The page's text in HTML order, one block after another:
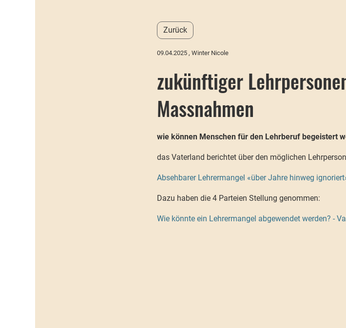
Zurück
09.04.2025, Winter Nicole
zukünftiger
Massnahmen
wie können Menschen für den Lehrberuf begeistert
das Vaterland berichtet über den möglichen
Absehbarer Lehrermangel «über Jahre hinweg
Dazu haben die 4 Parteien Stellung genommen:
Wie könnte ein Lehrermangel abgewendet werden? -